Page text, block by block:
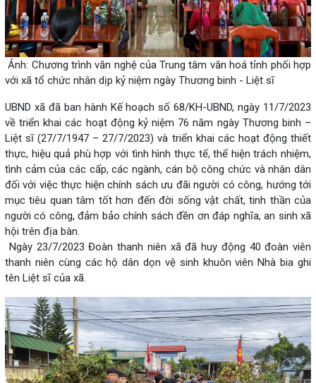
Ảnh: Chương trình văn nghệ của Trung tâm văn hoá tỉnh phối hợp
với xã tổ chức nhân dịp kỷ niệm ngày Thương binh - Liệt sĩ
UBND xã đã ban hành Kế hoạch số 68/KH-UBND, ngày 11/7/2023
về triển khai các hoạt động kỷ niệm 76 năm ngày Thương binh –
Liệt sĩ (27/7/1947 – 27/7/2023) và triển khai các hoạt động thiết
thực, hiệu quả phù hợp với tình hình thực tế, thể hiện trách nhiệm,
tình cảm của các cấp, các ngành, cán bộ công chức và nhân dân
đối với việc thực hiện chính sách ưu đãi người có công, hướng tới
mục tiêu quan tâm tốt hơn đến đời sống vật chất, tinh thần của
người có công, đảm bảo chính sách đền ơn đáp nghĩa, an sinh xã
hội trên địa bàn.
Ngày 23/7/2023 Đoàn thanh niên xã đã huy động 40 đoàn viên
thanh niên cùng các hộ dân dọn vệ sinh khuôn viên Nhà bia ghi
tên Liệt sĩ của xã.